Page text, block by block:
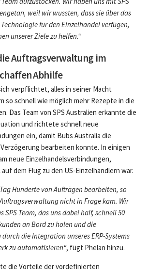
weil wir wussten, dass sie über das
für den Einzelhandel verfügen,
unserer Ziele zu helfen.“
Auftragsverwaltung im
Abhilfe
verpflichtet, alles in seiner Macht
so schnell wie möglich mehr Rezepte in die
Das Team von SPS Australien erkannte die
und richtete schnell neue
ein, damit Bubs Australia die
bearbeiten konnte. In einigen
neue Einzelhandelsverbindungen,
dem Flug zu den US-Einzelhändlern war.
Hunderte von Aufträgen bearbeiten, so
nicht in Frage kam. Wir
SPS Team, das uns dabei half, schnell 50
an Bord zu holen und die
die Integration unseres ERP-Systems
zu automatisieren“, fügt Phelan hinzu.
die Vorteile der vordefinierten